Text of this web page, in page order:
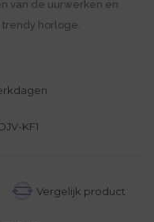
van de uurwerken en
horloge.
KF1